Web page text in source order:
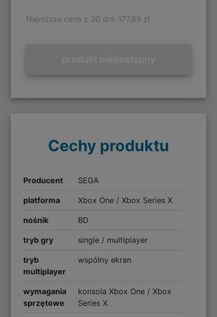
Najniższa cena z 30 dni: 177,89 zł
Cechy produktu
Producent SEGA
platforma Xbox One / Xbox Series X
nośnik BD
tryb gry single / multiplayer
tryb
multiplayer
wspólny ekran
wymagania
sprzętowe
konsola Xbox One / Xbox
Series X